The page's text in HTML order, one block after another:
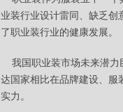
业装行业设计雷同、缺乏
了职业装行业的健康发展。
我国职业装市场未来潜力
达国家相比在品牌建设、服
实力。